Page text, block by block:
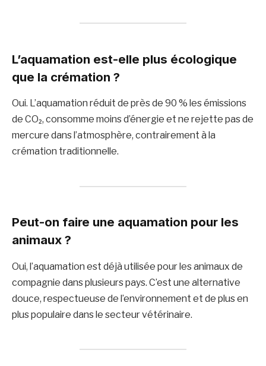
L’aquamation est-elle plus écologique
que la crémation ?
Oui. L’aquamation réduit de près de 90 % les émissions
de CO₂, consomme moins d’énergie et ne rejette pas de
mercure dans l’atmosphère, contrairement à la
crémation traditionnelle.
Peut-on faire une aquamation pour les
animaux ?
Oui, l’aquamation est déjà utilisée pour les animaux de
compagnie dans plusieurs pays. C’est une alternative
douce, respectueuse de l’environnement et de plus en
plus populaire dans le secteur vétérinaire.